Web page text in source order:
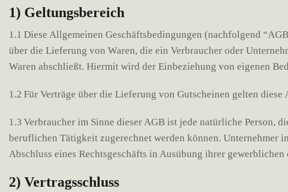
1) Geltungsbereich
1.1 Diese Allgemeinen Geschäftsbedingungen (nachfolgend
über die Lieferung von Waren, die ein Verbraucher oder
Waren abschließt. Hiermit wird der Einbeziehung von eigenen
1.2 Für Verträge über die Lieferung von Gutscheinen gelten
1.3 Verbraucher im Sinne dieser AGB ist jede natürliche Person,
beruflichen Tätigkeit zugerechnet werden können. Unternehmer
Abschluss eines Rechtsgeschäfts in Ausübung ihrer
2) Vertragsschluss